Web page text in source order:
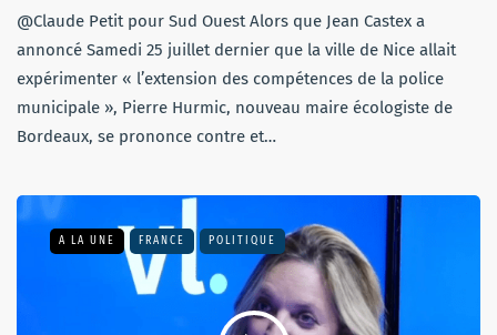
@Claude Petit pour Sud Ouest Alors que Jean Castex a
annoncé Samedi 25 juillet dernier que la ville de Nice allait
expérimenter « l’extension des compétences de la police
municipale », Pierre Hurmic, nouveau maire écologiste de
Bordeaux, se prononce contre et…
A LA UNE FRANCE POLITIQUE